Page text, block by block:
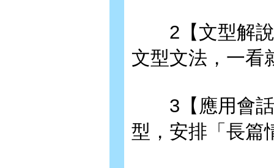
2【文型解說
文型文法，一看
3【應用會話
型，安排「長篇